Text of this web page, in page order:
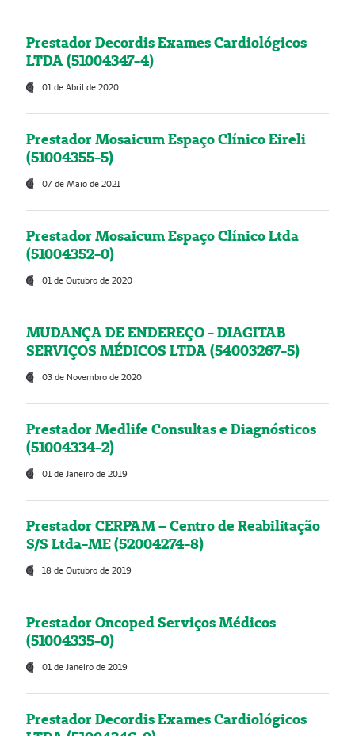
Prestador Decordis Exames Cardiológicos
LTDA (51004347-4)
01 de Abril de 2020
Prestador Mosaicum Espaço Clínico Eireli
(51004355-5)
07 de Maio de 2021
Prestador Mosaicum Espaço Clínico Ltda
(51004352-0)
01 de Outubro de 2020
MUDANÇA DE ENDEREÇO - DIAGITAB
SERVIÇOS MÉDICOS LTDA (54003267-5)
03 de Novembro de 2020
Prestador Medlife Consultas e Diagnósticos
(51004334-2)
01 de Janeiro de 2019
Prestador CERPAM – Centro de Reabilitação
S/S Ltda-ME (52004274-8)
18 de Outubro de 2019
Prestador Oncoped Serviços Médicos
(51004335-0)
01 de Janeiro de 2019
Prestador Decordis Exames Cardiológicos